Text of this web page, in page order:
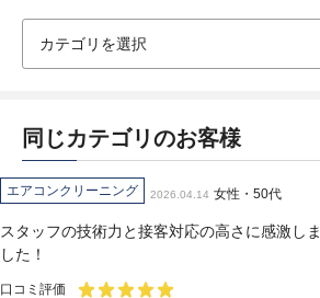
同じカテゴリのお客様
エアコンクリーニング 2026.04.14 女性・50代
スタッフの技術力と接客対応の高さに感激しま
した！
口コミ評価